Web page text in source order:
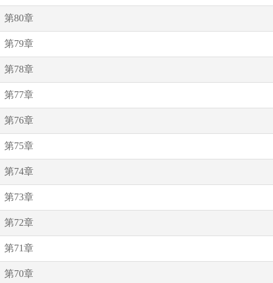
第80章
第79章
第78章
第77章
第76章
第75章
第74章
第73章
第72章
第71章
第70章